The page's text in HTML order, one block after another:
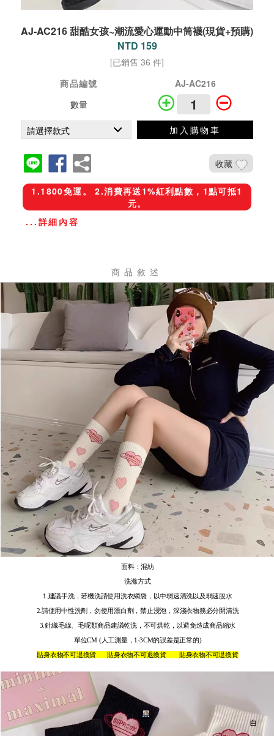
AJ-AC216 甜酷女孩~潮流愛心運動中筒襪(現貨+預購)
NTD 159
[已銷售 36 件]
商品編號
AJ-AC216
數量
加入購物車
收藏
1.1800免運。 2.消費再送1%紅利點數，1點可抵1
元。
...詳細內容
商品敘述